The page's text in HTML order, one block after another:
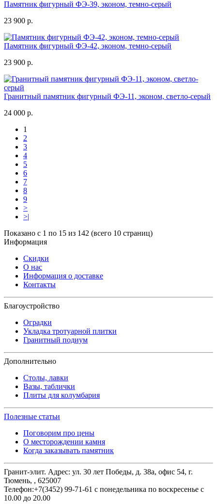
Памятник фигурный ФЭ-39, эконом, темно-серый
23 900 р.
Памятник фигурный ФЭ-42, эконом, темно-серый
23 900 р.
Гранитный памятник фигурный ФЭ-11, эконом, светло-серый
24 000 р.
1
2
3
4
5
6
7
8
9
>
>|
Показано с 1 по 15 из 142 (всего 10 страниц)
Информация
Скидки
О нас
Информация о доставке
Контакты
Благоустройство
Оградки
Укладка тротуарной плитки
Гранитный подиум
Дополнительно
Столы, лавки
Вазы, таблички
Плиты для колумбария
Полезные статьи
Поговорим про цены
О месторождении камня
Когда заказывать памятник
Гранит-элит. Адрес: ул. 30 лет Победы, д. 38а, офис 54, г.
Тюмень, , 625007
Телефон:+7(3452) 99-71-61 с понедельника по воскресенье с
10.00 до 20.00